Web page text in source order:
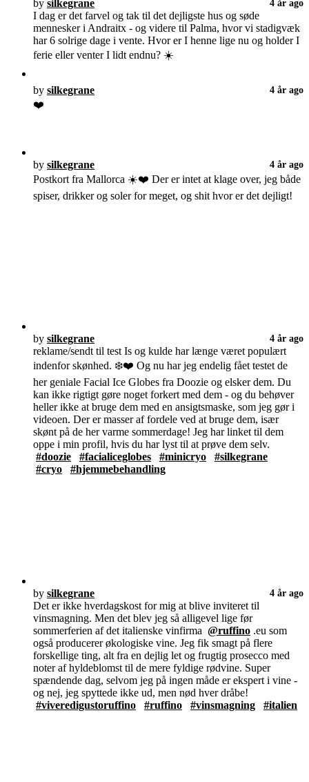
by silkegrane 4 år ago
I dag er det farvel og tak til det dejligste hus og søde
mennesker i Andraitx - og videre til Palma, hvor vi stadigvæk
har 6 solrige dage i vente. Hvor er I henne lige nu og holder I
ferie eller venter I lidt endnu? ☀️
by silkegrane 4 år ago
❤️
by silkegrane 4 år ago
Postkort fra Mallorca ☀️❤️ Der er intet at klage over, jeg både
spiser, drikker og soler for meget, og shit hvor er det dejligt!
by silkegrane 4 år ago
reklame/sendt til test Is og kulde har længe været populært
indenfor skønhed. ❄️❤️ Og nu har jeg endelig fået testet de
her geniale Facial Ice Globes fra Doozie og elsker dem. Du
kan ikke rigtigt gøre noget forkert med dem - og du behøver
heller ikke at bruge dem med en ansigtsmaske, som jeg gør i
videoen. Der er masser af fordele ved at bruge dem, især
skønt på de her varme sommerdage! Jeg har linket til dem
oppe i min profil, hvis du har lyst til at prøve dem selv.
#doozie
#facialiceglobes #minicryo
#silkegrane
#cryo
#hjemmebehandling
by silkegrane 4 år ago
Det er ikke hverdagskost for mig at blive inviteret til
vinsmagning. Men det blev jeg så alligevel lige før
sommerferien af det italienske vinfirma @ruffino .eu som
også producerer økologiske vine. Jeg fik smagt på flere
forskellige ting, alt fra en dejlig let og frugtig prosecco med
noter af hyldeblomst til de mere fyldige rødvine. Super
spændende dag, selvom jeg på ingen måde er ekspert i vine -
og nej, jeg spyttede ikke ud, men nød hver dråbe!
#viveredigustoruffino
#ruffino #vinsmagning #italien